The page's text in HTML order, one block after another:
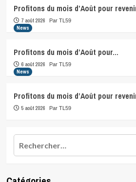
Profitons du mois d’Août pour
7 août 2026 Par TL59
News
Profitons du mois d’Août pour…
6 août 2026 Par TL59
News
Profitons du mois d’Août pour
5 août 2026 Par TL59